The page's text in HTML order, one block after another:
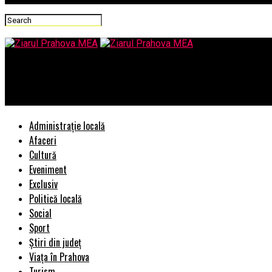
Administrație locală
Afaceri
Cultură
Eveniment
Exclusiv
Politică locală
Social
Sport
Știri din județ
Viața în Prahova